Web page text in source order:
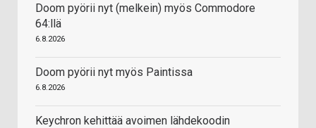
Doom pyörii nyt (melkein) myös Commodore
64:llä
6.8.2026
Doom pyörii nyt myös Paintissa
6.8.2026
Keychron kehittää avoimen lähdekoodin